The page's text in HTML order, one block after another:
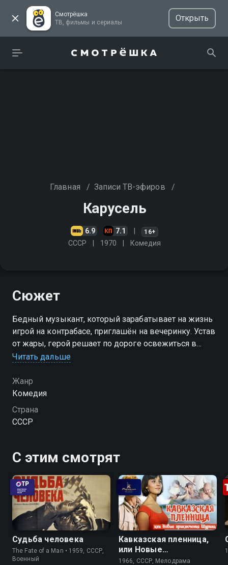
Смотрёшка
ТВ, фильмы и сериалы
Открыть
Главная / Записи ТВ-эфиров /
Карусель
6.9 7.1 16+
СССР 1970 Комедия
Сюжет
Бедный музыкант, который зарабатывает на жизнь
игрой на контрабасе, приглашён на вечеринку. Устав
от жары, герой решает по дороге освежиться в
реке. В воде он сталкивается с изнывающей от зноя
сюрприз
Читать дальше
Жанр
Комедия
Страна
СССР
С этим смотрят
Судьба человека
The Fate of a Man • 1959, СССР,
Военный
Кавказская пленница,
или Новые
приключения Шурика
1966, СССР, Мелодрама